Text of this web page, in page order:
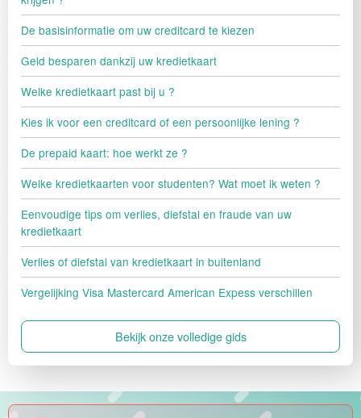
De basisinformatie om uw creditcard te kiezen
Geld besparen dankzij uw kredietkaart
Welke kredietkaart past bij u ?
Kies ik voor een creditcard of een persoonlijke lening ?
De prepaid kaart: hoe werkt ze ?
Welke kredietkaarten voor studenten? Wat moet ik weten ?
Eenvoudige tips om verlies, diefstal en fraude van uw
kredietkaart
Verlies of diefstal van kredietkaart in buitenland
Vergelijking Visa Mastercard American Expess verschillen
Bekijk onze volledige gids